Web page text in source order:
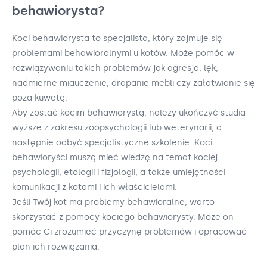
behawiorysta?
Koci behawiorysta to specjalista, który zajmuje się
problemami behawioralnymi u kotów. Może pomóc w
rozwiązywaniu takich problemów jak agresja, lęk,
nadmierne miauczenie, drapanie mebli czy załatwianie się
poza kuwetą.
Aby zostać kocim behawiorystą, należy ukończyć studia
wyższe z zakresu zoopsychologii lub weterynarii, a
następnie odbyć specjalistyczne szkolenie. Koci
behawioryści muszą mieć wiedzę na temat kociej
psychologii, etologii i fizjologii, a także umiejętności
komunikacji z kotami i ich właścicielami.
Jeśli Twój kot ma problemy behawioralne, warto
skorzystać z pomocy kociego behawiorysty. Może on
pomóc Ci zrozumieć przyczynę problemów i opracować
plan ich rozwiązania.